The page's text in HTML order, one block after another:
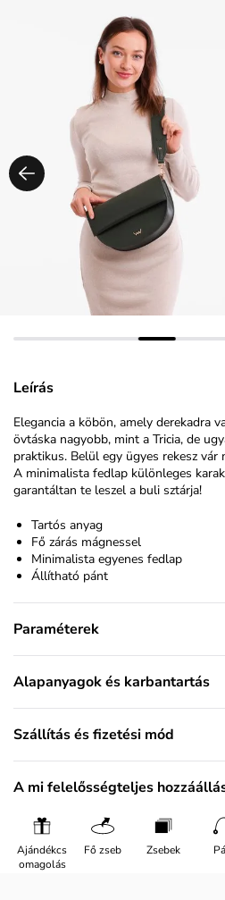
Leírás
Elegancia a köbön, amely derekadra
övtáska nagyobb, mint a Tricia, de
praktikus. Belül egy ügyes rekesz vár
A minimalista fedlap különleges
garantáltan te leszel a buli sztárja!
Tartós anyag
Fő zárás mágnessel
Minimalista egyenes fedlap
Állítható pánt
Paraméterek
Alapanyagok és karbantartás
Szállítás és fizetési mód
A mi felelősségteljes
Ajándékcs
omagolás
Fő zseb Zsebek